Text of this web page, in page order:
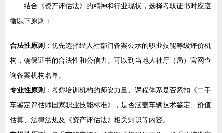
结合《资产评估法》的精神和行业现状，选择考取证书时应遵
循以下原则：
合法性原则 ：优先选择经人社部门备案公示的职业技能等级评价机
构，确保证书的合法性和公信力。可以到当地人社厅（局）官网查
询备案机构名单。
专业性原则 ：考察培训机构的师资力量、课程体系是否紧扣《二手
车鉴定评估师国家职业技能标准》，是否涵盖车辆技术鉴定、价值
估算、法律法规及《资产评估法》相关知识等内容。